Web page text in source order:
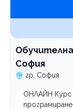
София
гр. София
ОНЛАЙН Курс